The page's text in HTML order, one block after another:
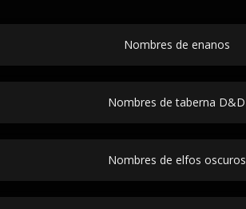
Nombres de enanos
Nombres de taberna D&D
Nombres de elfos oscuros